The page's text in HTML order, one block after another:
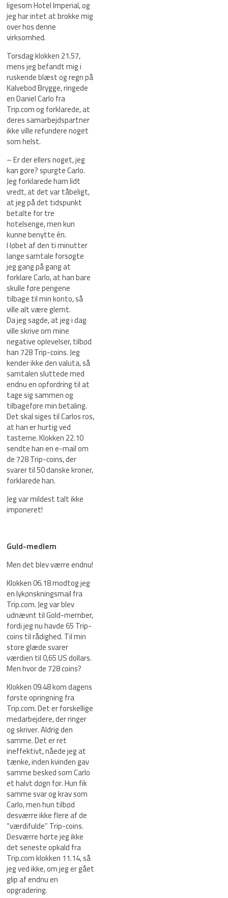
ligesom Hotel Imperial, og
jeg har intet at brokke mig
over hos denne
virksomhed.
Torsdag klokken 21.57,
mens jeg befandt mig i
ruskende blæst og regn på
Kalvebod Brygge, ringede
en Daniel Carlo fra
Trip.com og forklarede, at
deres samarbejdspartner
ikke ville refundere noget
som helst.
– Er der ellers noget, jeg
kan gøre? spurgte Carlo.
Jeg forklarede ham lidt
vredt, at det var tåbeligt,
at jeg på det tidspunkt
betalte for tre
hotelsenge, men kun
kunne benytte én.
I løbet af den ti minutter
lange samtale forsøgte
jeg gang på gang at
forklare Carlo, at han bare
skulle føre pengene
tilbage til min konto, så
ville alt være glemt.
Da jeg sagde, at jeg i dag
ville skrive om mine
negative oplevelser, tilbød
han 728 Trip-coins. Jeg
kender ikke den valuta, så
samtalen sluttede med
endnu en opfordring til at
tage sig sammen og
tilbageføre min betaling.
Det skal siges til Carlos ros,
at han er hurtig ved
tasterne. Klokken 22.10
sendte han en e-mail om
de 728 Trip-coins, der
svarer til 50 danske kroner,
forklarede han.
Jeg var mildest talt ikke
imponeret!
Guld-medlem
Men det blev værre endnu!
Klokken 06.18 modtog jeg
en lykønskningsmail fra
Trip.com. Jeg var blev
udnævnt til Gold-member,
fordi jeg nu havde 65 Trip-
coins til rådighed. Til min
store glæde svarer
værdien til 0,65 US dollars.
Men hvor de 728 coins?
Klokken 09.48 kom dagens
første opringning fra
Trip.com. Det er forskellige
medarbejdere, der ringer
og skriver. Aldrig den
samme. Det er ret
ineffektivt, nåede jeg at
tænke, inden kvinden gav
samme besked som Carlo
et halvt døgn før. Hun fik
samme svar og krav som
Carlo, men hun tilbød
desværre ikke flere af de
“værdifulde” Trip-coins.
Desværre hørte jeg ikke
det seneste opkald fra
Trip.com klokken 11.14, så
jeg ved ikke, om jeg er gået
glip af endnu en
opgradering.